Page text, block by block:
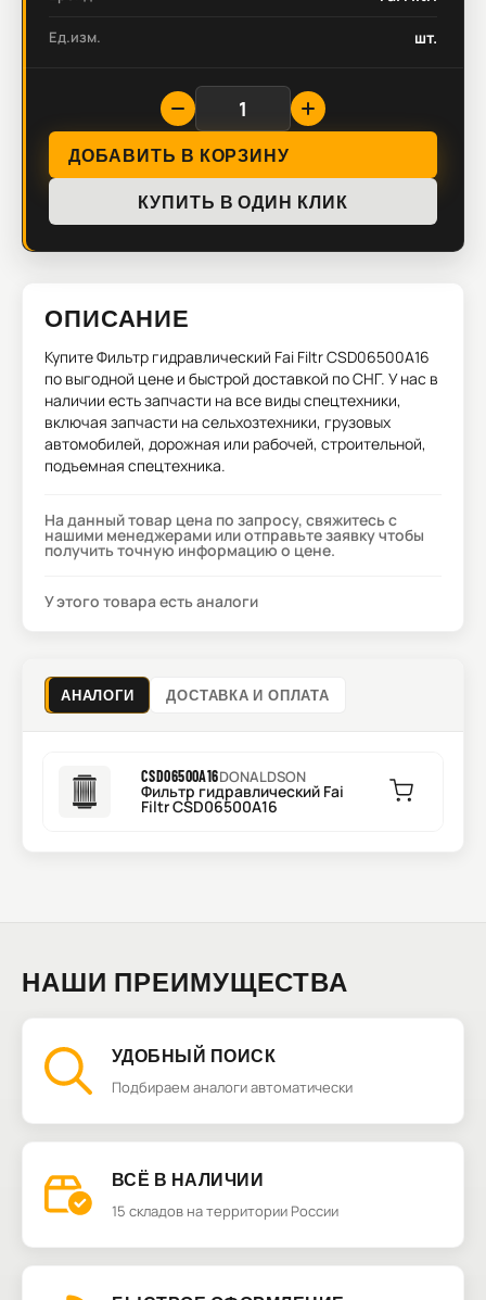
Ед.изм. шт.
ДОБАВИТЬ В КОРЗИНУ
КУПИТЬ В ОДИН КЛИК
ОПИСАНИЕ
КупитеФильтр гидравлический Fai Filtr CSD06500A16
по выгодной цене и быстрой доставкой по СНГ. У нас в
наличии есть запчасти на все виды спецтехники,
включая запчасти на сельхозтехники, грузовых
автомобилей, дорожная или рабочей, строительной,
подъемная спецтехника.
На данный товар цена по запросу, свяжитесь с
нашими менеджерами или отправьте заявку чтобы
получить точную информацию о цене.
У этого товара есть аналоги
АНАЛОГИ ДОСТАВКА И ОПЛАТА
CSD06500A16DONALDSON
Фильтр гидравлический Fai
Filtr CSD06500A16
НАШИ ПРЕИМУЩЕСТВА
УДОБНЫЙ ПОИСК
Подбираем аналоги автоматически
ВСЁ В НАЛИЧИИ
15 складов на территории России